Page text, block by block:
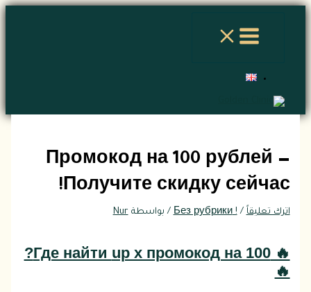
تخطي
Промокод на 100 рублей —
Получите скидку сейчас!
اترك تعليقاً /
! Без рубрики / بواسطة Nur
🔥 Где найти
up x промокод на 100
?
🔥
اكتب
اسم*
Email*
الموقع